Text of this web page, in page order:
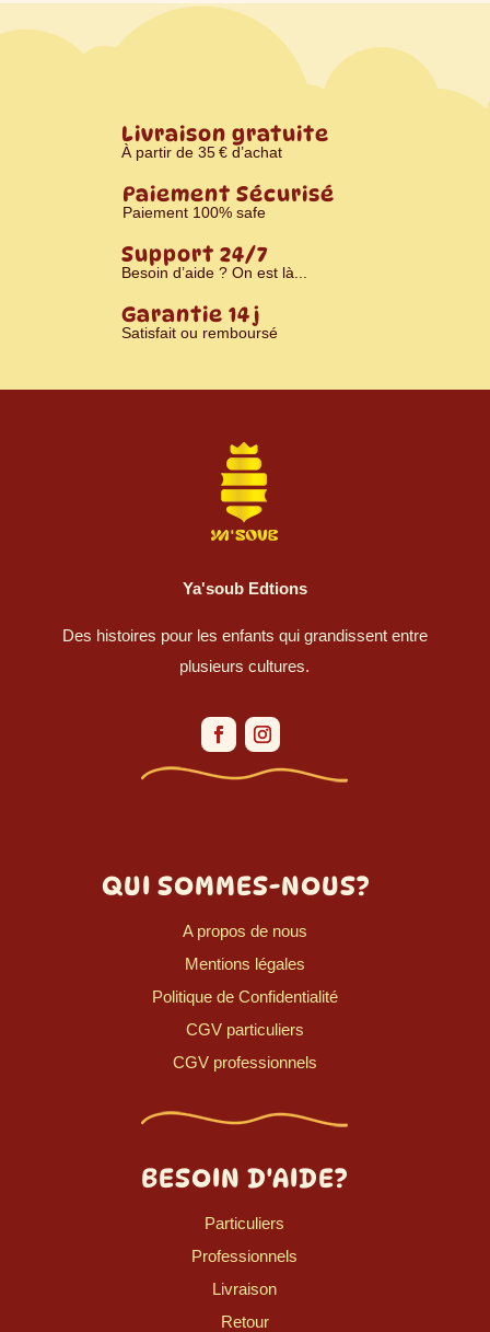
Livraison gratuite
À partir de 35 € d’achat
Paiement Sécurisé
Paiement 100% safe
Support 24/7
Besoin d’aide ? On est là...
Garantie 14 j
Satisfait ou remboursé
BESOIN D'AIDE?
Particuliers
Professionnels
Livraison
Retour
Ya'soub Edtions
Des histoires pour les enfants qui grandissent entre
plusieurs cultures.
QUI SOMMES-NOUS?
A propos de nous
Mentions légales
Politique de Confidentialité
CGV particuliers
CGV professionnels